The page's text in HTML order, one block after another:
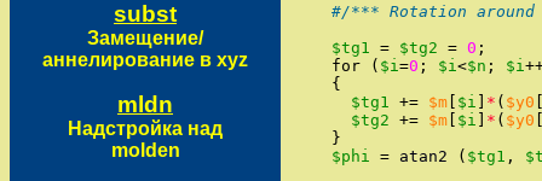
subst
Замещение/
аннелирование в xyz
mldn
Надстройка над
molden
#/*** Rotation
$tg1 = $tg2 = 0 ;
for
( $i=0 ; $i<$n ; $i
{
$tg1 += $m $i * ( $y0
$tg2 += $m $i * ( $y0
}
$phi = atan2 ( $tg1 ,